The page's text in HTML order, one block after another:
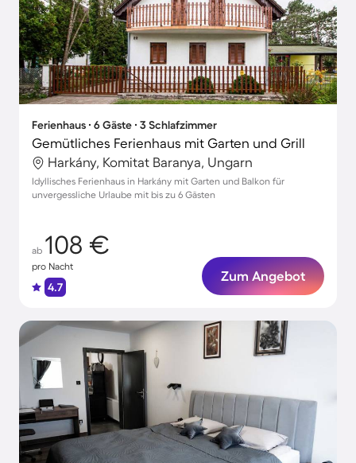
Ferienhaus ∙ 6 Gäste ∙ 3 Schlafzimmer
Gemütliches Ferienhaus mit Garten und Grill
Harkány, Komitat Baranya, Ungarn
Idyllisches Ferienhaus in Harkány mit Garten und Balkon für
unvergessliche Urlaube mit bis zu 6 Gästen
ab 108 €
pro Nacht
4.7
Zum Angebot